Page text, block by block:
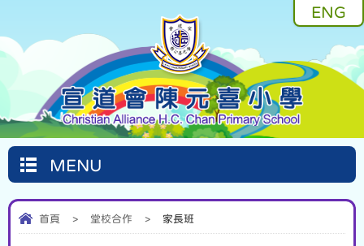
ENG
MENU
首頁 > 堂校合作 > 家長班